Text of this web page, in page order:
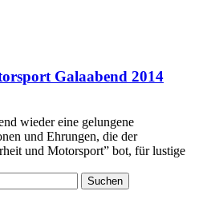
Galaabend 2014
wieder eine gelungene
und Ehrungen, die der
und Motorsport” bot, für lustige